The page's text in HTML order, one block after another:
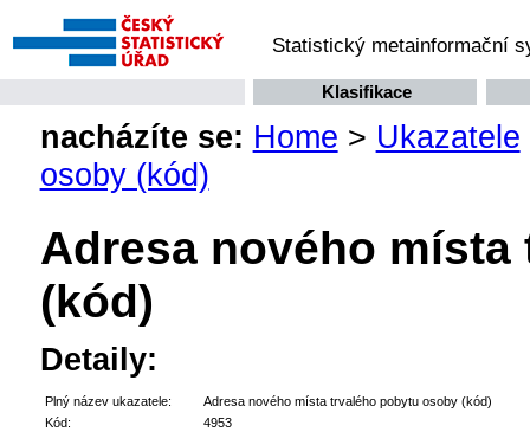
Statistický metainformační
Klasifikace
nacházíte se: Home > Ukazatele
osoby (kód)
Adresa nového
(kód)
Detaily:
Plný název ukazatele:
Adresa nového místa trvalého pobytu osoby (kód)
Kód:
4953